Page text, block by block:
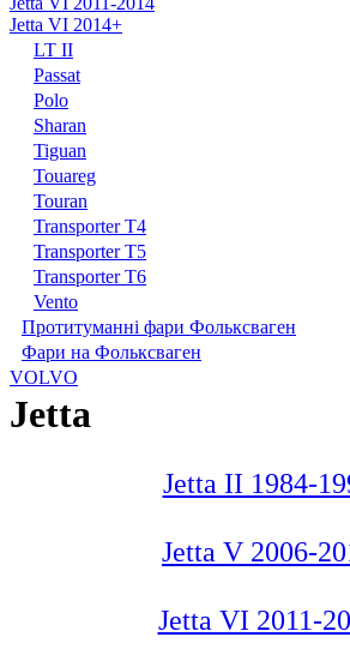
Jetta VI 2014+
LT II
Passat
Polo
Sharan
Tiguan
Touareg
Touran
Transporter T4
Transporter T5
Transporter T6
Vento
Протитуманні фари Фольксваген
Фари на Фольксваген
VOLVO
Jetta
Jetta II 1984-
Jetta V 2006-
Jetta VI 2011-